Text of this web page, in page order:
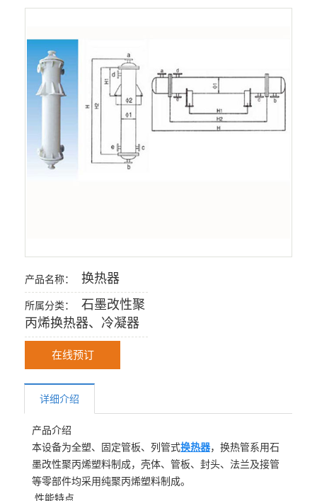
产品名称： 换热器
所属分类：
石墨改性聚
丙烯换热器、冷凝器
在线预订
详细介绍
产品介绍
本设备为全塑、固定管板、列管式换热器，换热管系用石
墨改性聚丙烯塑料制成，壳体、管板、封头、法兰及接管
等零部件均采用纯聚丙烯塑料制成。
性能特点